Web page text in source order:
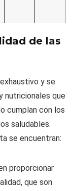
de las
y se
nutricionales que
cumplan con los
saludables.
se encuentran:
proporcionar
que son